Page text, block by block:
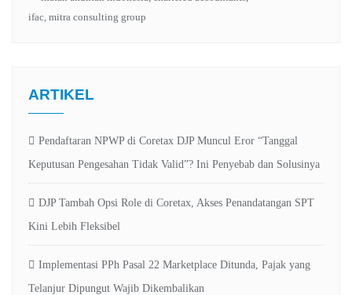
ARTIKEL
Pendaftaran NPWP di Coretax DJP Muncul Eror “Tanggal
Keputusan Pengesahan Tidak Valid”? Ini Penyebab dan Solusinya
DJP Tambah Opsi Role di Coretax, Akses Penandatangan SPT
Kini Lebih Fleksibel
Implementasi PPh Pasal 22 Marketplace Ditunda, Pajak yang
Telanjur Dipungut Wajib Dikembalikan